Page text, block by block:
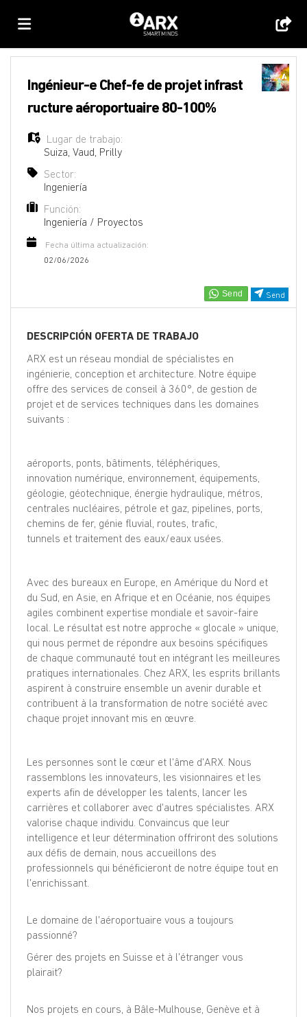
de
trabajo
CV
Acceso
Idioma
EN
FR
IT
ES
Send
Ingénieur-e Chef-fe de projet infrast
ructure aéroportuaire 80-100%
Lugar de trabajo:
Suiza Vaud Prilly
Sector:
Ingeniería
Función:
Ingeniería / Proyectos
Fecha última actualización:
02/06/2026
DESCRIPCIÓN OFERTA DE TRABAJO
ARX est un réseau mondial de spécialistes en
ingénierie, conception et architecture. Notre équipe
offre des services de conseil à 360°, de gestion de
projet et de services techniques dans les domaines
suivants :
aéroports, ponts, bâtiments, téléphériques,
innovation numérique, environnement, équipements,
géologie, géotechnique, énergie hydraulique, métros,
centrales nucléaires, pétrole et gaz, pipelines, ports,
chemins de fer, génie fluvial, routes, trafic,
tunnels et traitement des eaux/eaux usées.
Avec des bureaux en Europe, en Amérique du Nord et
du Sud, en Asie, en Afrique et en Océanie, nos équipes
agiles combinent expertise mondiale et savoir-faire
local. Le résultat est notre approche « glocale » unique,
qui nous permet de répondre aux besoins spécifiques
de chaque communauté tout en intégrant les meilleures
pratiques internationales. Chez ARX, les esprits brillants
aspirent à construire ensemble un avenir durable et
contribuent à la transformation de notre société avec
chaque projet innovant mis en œuvre.
Les personnes sont le cœur et l'âme d'ARX. Nous
rassemblons les innovateurs, les visionnaires et les
experts afin de développer les talents, lancer les
carrières et collaborer avec d'autres spécialistes. ARX
valorise chaque individu. Convaincus que leur
intelligence et leur détermination offriront des solutions
aux défis de demain, nous accueillons des
professionnels qui bénéficieront de notre équipe tout en
l'enrichissant.
Le domaine de l'aéroportuaire vous a toujours
passionné?
Gérer des projets en Suisse et à l'étranger vous
plairait?
Nos projets en cours, à Bâle-Mulhouse, Genève et à